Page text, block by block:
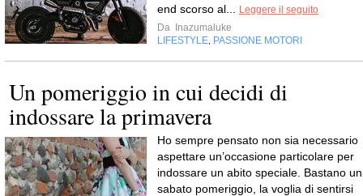
end scorso al...
Leggere il seguito
Da Inazumaluke
LIFESTYLE PASSIONE MOTORI
Un pomeriggio in cui decidi di
indossare la primavera
Ho sempre pensato non sia necessario
aspettare un’occasione particolare per
indossare un abito speciale. Bastano un
sabato pomeriggio, la voglia di sentirsi